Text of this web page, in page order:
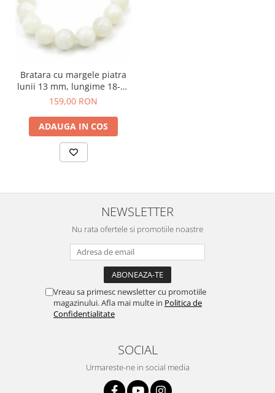
Bratara cu margele piatra
lunii 13 mm, lungime 18-20
cm
159,00 RON
ADAUGA IN COS
NEWSLETTER
Nu rata ofertele si promotiile noastre
Vreau sa primesc newsletter cu promotiile
magazinului. Afla mai multe in Politica de
Confidentialitate
SOCIAL
Urmareste-ne in social media